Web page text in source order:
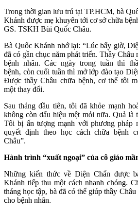
Trong thời gian lưu trú tại TP.HCM, bà
Khánh được mẹ khuyên tới cơ sở chữa
GS. TSKH Bùi Quốc Châu.
Bà Quốc Khánh nhớ lại: “Lúc bấy giờ,
đã có gần chục năm phát triển. Thầy Châu
bệnh nhân. Các ngày trong tuần thì
bệnh, còn cuối tuần thì mở lớp đào tạo
Được thầy Châu chữa bệnh, cơ thể tôi
một thay đổi.
Sau tháng đầu tiên, tôi đã khỏe mạnh
không còn dấu hiệu mệt mỏi nữa. Quả là
Tôi bị ấn tượng mạnh với phương pháp
quyết định theo học cách chữa bệnh
Châu”.
Hành trình “xuất ngoại” của cô giáo
Những kiến thức về Diện Chẩn được
Khánh tiếp thu một cách nhanh chóng.
tháng học tập, bà đã có thể giúp thầy
cho bệnh nhân.